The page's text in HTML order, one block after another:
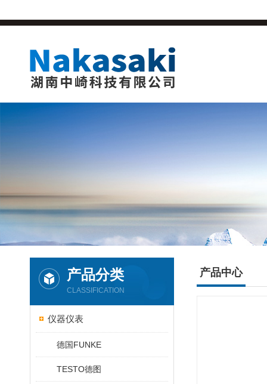
产品分类
CLASSIFICATION
仪器仪表
德国FUNKE
TESTO德图
产品中心